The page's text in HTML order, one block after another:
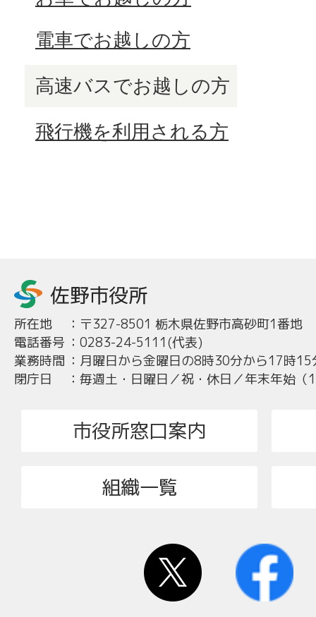
電車でお越しの方
高速バスでお越しの方
飛行機を利用される方
所在地 ： 〒327-8501 栃木県佐野市高砂町1番地
電話番号 ： 0283-24-5111(代表)
業務時間 ： 月曜日から金曜日の8時30分から17時15
閉庁日
： 毎週土・日曜日／祝・休日／年末年始
市役所窓口案内
組織一覧